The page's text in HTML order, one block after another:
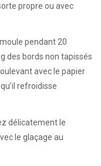
propre ou avec
pendant 20
des bords non tapissés
avec le papier
refroidisse
délicatement le
le glaçage au